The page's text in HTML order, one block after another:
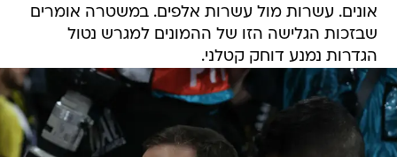
אונים. עשרות מול עשרות אלפים. במשטרה אומרים
שבזכות הגלישה הזו של ההמונים למגרש נטול
הגדרות נמנע דוחק קטלני.